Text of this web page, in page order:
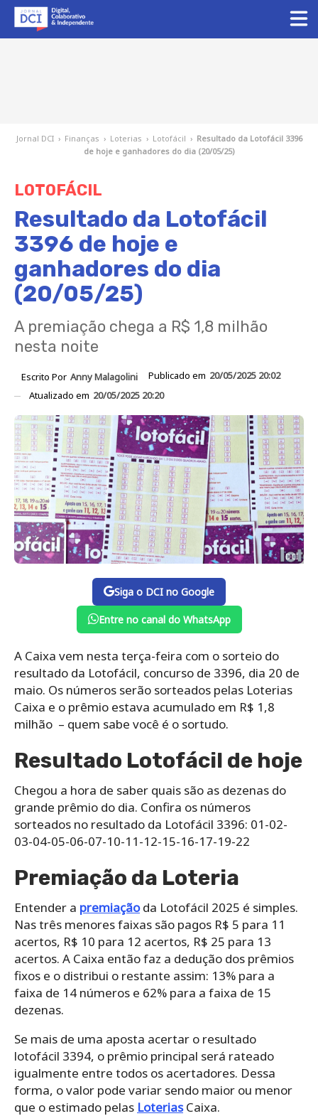
Jornal DCI › Finanças › Loterias › Lotofácil › Resultado da Lotofácil 3396
de hoje e ganhadores do dia (20/05/25)
LOTOFÁCIL
Resultado da Lotofácil
3396 de hoje e
ganhadores do dia
(20/05/25)
A premiação chega a R$ 1,8 milhão
nesta noite
Escrito Por Anny Malagolini Publicado em 20/05/2025 20:02
Atualizado em 20/05/2025 20:20
DCI
Siga o DCI no Google
Entre no canal do WhatsApp
A Caixa vem nesta terça-feira com o sorteio do
resultado da Lotofácil, concurso de 3396, dia 20 de
maio. Os números serão sorteados pelas Loterias
Caixa e o prêmio estava acumulado em R$ 1,8
milhão – quem sabe você é o sortudo.
Resultado Lotofácil de hoje
Chegou a hora de saber quais são as dezenas do
grande prêmio do dia. Confira os números
sorteados no resultado da Lotofácil 3396: 01-02-
03-04-05-06-07-10-11-12-15-16-17-19-22
Premiação da Loteria
Entender a premiaçãoda Lotofácil 2025 é simples.
Nas três menores faixas são pagos R$ 5 para 11
acertos, R$ 10 para 12 acertos, R$ 25 para 13
acertos. A Caixa então faz a dedução dos prêmios
fixos e o distribui o restante assim: 13% para a
faixa de 14 números e 62% para a faixa de 15
dezenas.
Se mais de uma aposta acertar o resultado
lotofácil 3394, o prêmio principal será rateado
igualmente entre todos os acertadores. Dessa
forma, o valor pode variar sendo maior ou menor
que o estimado pelas LoteriasCaixa.